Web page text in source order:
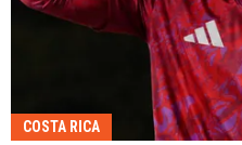
COSTA RICA